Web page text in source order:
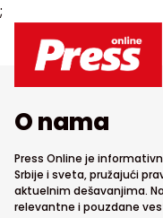
;
O nama
Press Online je
Srbije i sveta, pružajući
aktuelnim dešavanjima.
relevantne i pouzdane